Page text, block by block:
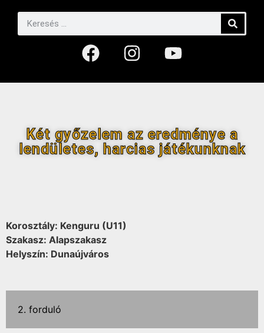
Két győzelem az eredménye a
lendületes, harcias játékunknak
Korosztály: Kenguru (U11)
Szakasz: Alapszakasz
Helyszín: Dunaújváros
2. forduló